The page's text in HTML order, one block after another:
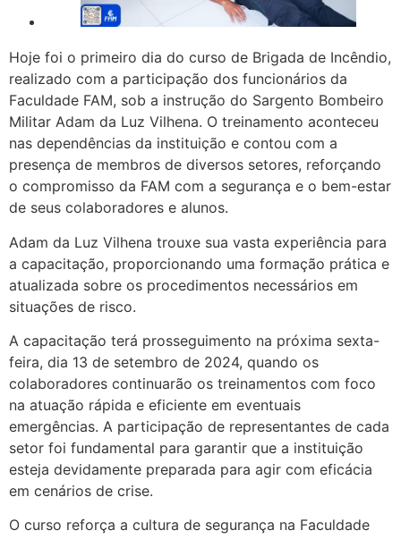
Hoje foi o primeiro dia do curso de Brigada de Incêndio,
realizado com a participação dos funcionários da
Faculdade FAM, sob a instrução do Sargento Bombeiro
Militar Adam da Luz Vilhena. O treinamento aconteceu
nas dependências da instituição e contou com a
presença de membros de diversos setores, reforçando
o compromisso da FAM com a segurança e o bem-estar
de seus colaboradores e alunos.
Adam da Luz Vilhena trouxe sua vasta experiência para
a capacitação, proporcionando uma formação prática e
atualizada sobre os procedimentos necessários em
situações de risco.
A capacitação terá prosseguimento na próxima sexta-
feira, dia 13 de setembro de 2024, quando os
colaboradores continuarão os treinamentos com foco
na atuação rápida e eficiente em eventuais
emergências. A participação de representantes de cada
setor foi fundamental para garantir que a instituição
esteja devidamente preparada para agir com eficácia
em cenários de crise.
O curso reforça a cultura de segurança na Faculdade